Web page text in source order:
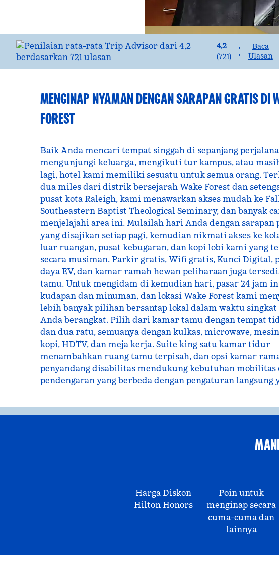
4,2
(721)
•
•
Baca
Ulasan
MENGINAP NYAMAN DENGAN SARAPAN GRATIS DI
FOREST
Baik Anda mencari tempat singgah di sepanjang
mengunjungi keluarga, mengikuti tur kampus, atau
lagi, hotel kami memiliki sesuatu untuk semua orang.
dua miles dari distrik bersejarah Wake Forest dan
pusat kota Raleigh, kami menawarkan akses mudah ke
Southeastern Baptist Theological Seminary, dan banyak
menjelajahi area ini. Mulailah hari Anda dengan sarapan
yang disajikan setiap pagi, kemudian nikmati akses ke
luar ruangan, pusat kebugaran, dan kopi lobi kami yang
secara musiman. Parkir gratis, Wifi gratis, Kunci Digital,
daya EV, dan kamar ramah hewan peliharaan juga
tamu. Untuk mengidam di kemudian hari, pasar 24 jam
kudapan dan minuman, dan lokasi Wake Forest kami
lebih banyak pilihan bersantap lokal dalam waktu singkat
Anda berangkat. Pilih dari kamar tamu dengan tempat
dan dua ratu, semuanya dengan kulkas, microwave,
kopi, HDTV, dan meja kerja. Suite king satu kamar tidur
menambahkan ruang tamu terpisah, dan opsi kamar
penyandang disabilitas mendukung kebutuhan mobilitas
pendengaran yang berbeda dengan pengaturan langsung
Harga Diskon
Hilton Honors
Poin untuk
menginap secara
cuma-cuma dan
lainnya